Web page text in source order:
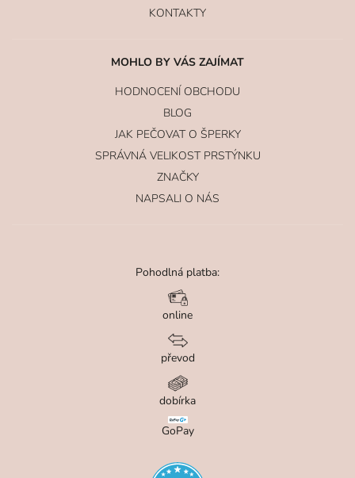
KONTAKTY
MOHLO BY VÁS ZAJÍMAT
HODNOCENÍ OBCHODU
BLOG
JAK PEČOVAT O ŠPERKY
SPRÁVNÁ VELIKOST PRSTÝNKU
ZNAČKY
NAPSALI O NÁS
Pohodlná platba:
online
převod
dobírka
GoPay